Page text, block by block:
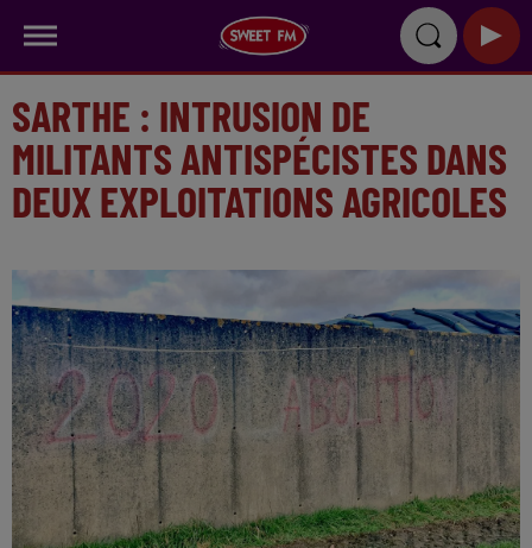
SARTHE : INTRUSION DE
MILITANTS ANTISPÉCISTES DANS
DEUX EXPLOITATIONS AGRICOLES